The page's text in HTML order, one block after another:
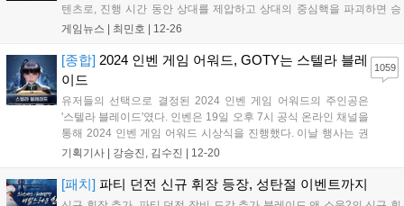
텐츠로, 진행 시간 동안 상대를 제압하고 상대의 중심핵을 파괴하면 승
리하는 PVP 콘텐츠다. 기연 절벽에서는 '기연 절벽의 규율'이 발동, 소울
게임뉴스 | 최민호 | 12-26
[종합] 2024 인벤 게임 어워드, GOTY는 스텔라 블레
이드
유저들의 선택으로 결정된 2024 인벤 게임 어워드의 주인공은
'스텔라 블레이드'였다. 인벤은 19일 오후 7시 공식 온라인 채널을
통해 2024 인벤 게임 어워드 시상식을 진행했다. 이날 행사는 권
이슬 아나운서, 인플루언서 인간젤리, 인벤 김수진 기자가 총 13
워드는 올해 비경쟁 부문 '...
기획기사 | 강승진, 김수진 | 12-20
1059
[패치] 파티 던전 신규 휘장 등장, 성탄절 이벤트까지